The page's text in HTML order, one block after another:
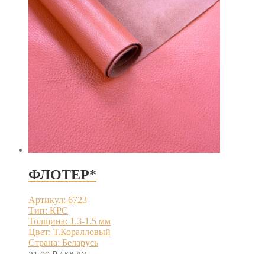
ФЛОТЕР*
Артикул: 6723
Тип: КРС
Толщина: 1.3-1.5 мм
Цвет: Т.Коралловый
Страна: Беларусь